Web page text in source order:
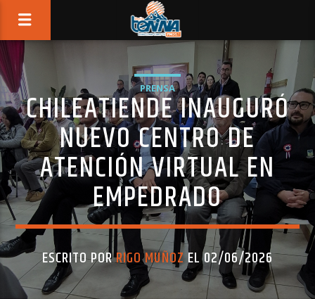
PRENSA
CHILEATIENDE INAUGURÓ
NUEVO CENTRO DE
ATENCIÓN VIRTUAL EN
EMPEDRADO
ESCRITO PORRIGO MUÑOZ EL 02/06/2026